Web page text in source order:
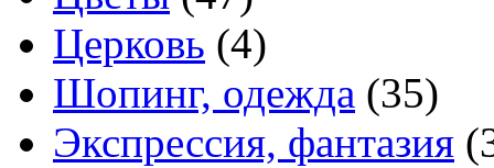
Церковь (4)
Шопинг, одежда (35)
Экспрессия, фантазия